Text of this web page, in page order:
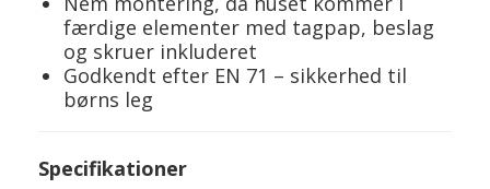
færdige elementer med tagpap, beslag
og skruer inkluderet
Godkendt efter EN 71 – sikkerhed til
børns leg
Specifikationer